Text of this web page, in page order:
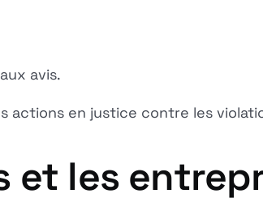
avis.
actions en justice contre les
et les